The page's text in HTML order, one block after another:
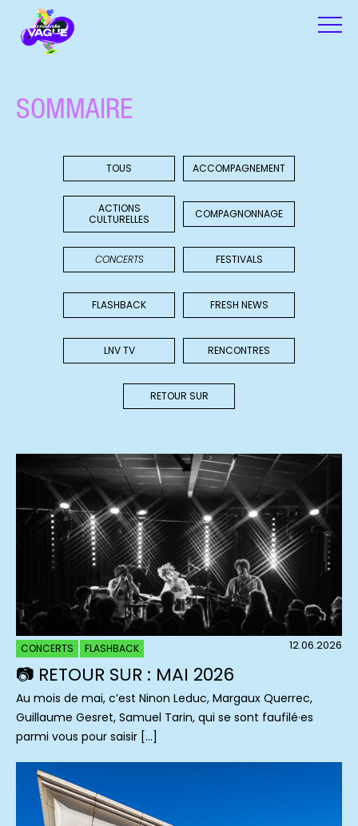
SOMMAIRE
TOUS ACCOMPAGNEMENT
ACTIONS
CULTURELLES
COMPAGNONNAGE
CONCERTS FESTIVALS
FLASHBACK FRESH NEWS
LNV TV RENCONTRES
RETOUR SUR
CONCERTS FLASHBACK 12.06.2026
📷 RETOUR SUR : MAI 2026
Au mois de mai, c’est Ninon Leduc, Margaux Querrec,
Guillaume Gesret, Samuel Tarin, qui se sont faufilé·es
parmi vous pour saisir […]